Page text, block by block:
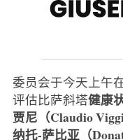
委员会于今天上午
评估比萨斜塔健康
贾尼（Claudio
纳托-萨比亚（